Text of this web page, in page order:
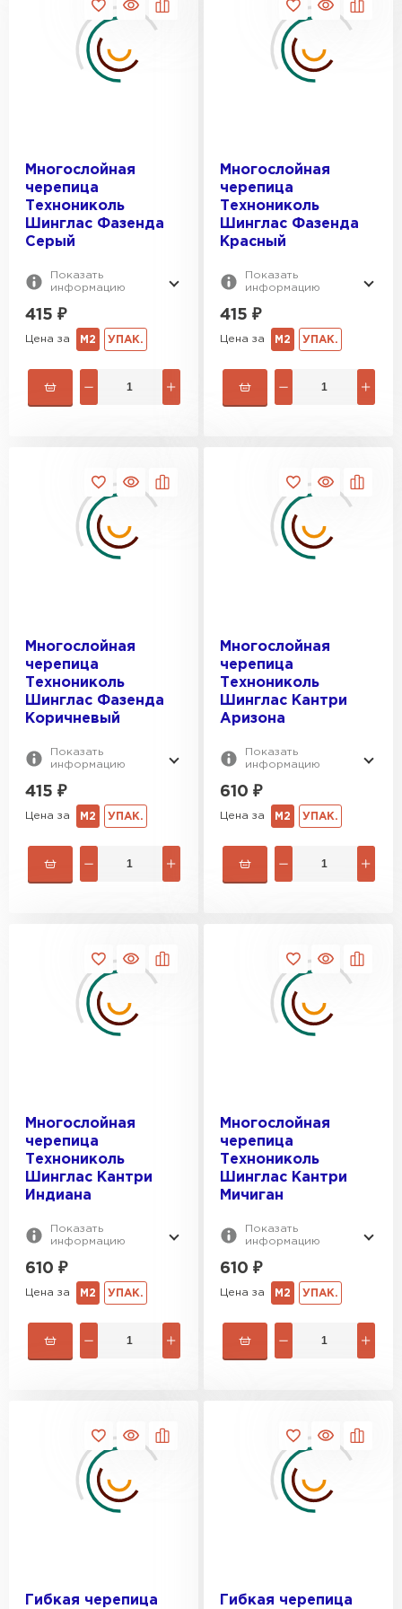
Многослойная
черепица
Технониколь
Шинглас Фазенда
Серый
Показать
информацию
415 ₽
Цена за М2 УПАК.
Многослойная
черепица
Технониколь
Шинглас Фазенда
Красный
Показать
информацию
415 ₽
Цена за М2 УПАК.
Многослойная
черепица
Технониколь
Шинглас Фазенда
Коричневый
Показать
информацию
415 ₽
Цена за М2 УПАК.
Многослойная
черепица
Технониколь
Шинглас Кантри
Аризона
Показать
информацию
610 ₽
Цена за М2 УПАК.
Многослойная
черепица
Технониколь
Шинглас Кантри
Индиана
Показать
информацию
610 ₽
Цена за М2 УПАК.
Многослойная
черепица
Технониколь
Шинглас Кантри
Мичиган
Показать
информацию
610 ₽
Цена за М2 УПАК.
Гибкая черепица Гибкая черепица
Профилированный лист
ПЕРЕЙТИ